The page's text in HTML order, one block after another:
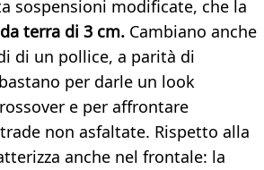
sospensioni modificate, che la
terra di 3 cm. Cambiano anche
di un pollice, a parità di
per darle un look
e per affrontare
non asfaltate. Rispetto alla
anche nel frontale: la